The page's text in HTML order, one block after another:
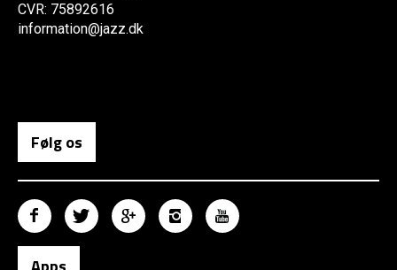
CVR: 75892616
information@jazz.dk
Følg os